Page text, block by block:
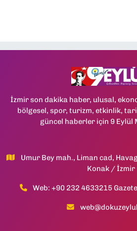
İzmir son dakika haber, ulusal,
bölgesel, spor, turizm, etkinlik,
güncel haberler için 9 Eylül
Umur Bey mah., Liman cad,
Konak / İzmir
Web: +90 232 4633215